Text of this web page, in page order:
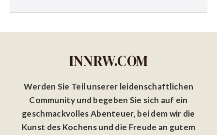
INNRW.COM
Werden Sie Teil unserer leidenschaftlichen
Community und begeben Sie sich auf ein
geschmackvolles Abenteuer, bei dem wir die
Kunst des Kochens und die Freude an gutem